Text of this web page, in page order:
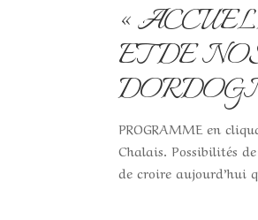
«
ET DE
PROGRAMME en
Chalais. Possibilités
de croire aujourd’hui